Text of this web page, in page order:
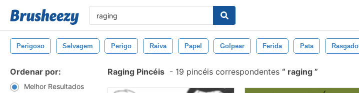
Perigoso Selvagem Perigo Raiva Papel Golpear Ferida Pata Rasgado
Ordenar por:
Melhor Resultados
Raging Pincéis - 19 pincéis correspondentes raging